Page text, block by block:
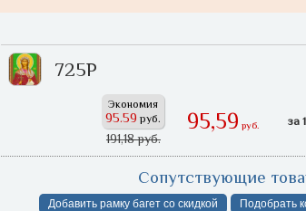
725Р
Экономия
95.59 руб.
191,18 руб.
95,59 руб. за
Сопутствующие
Добавить рамку багет со скидкой
Подобрать